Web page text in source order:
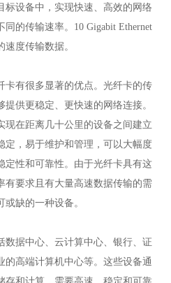
标设备中，实现快速、高效的网络
的传输速率。10 Gigabit Ethernet
度传输数据。
卡有很多显著的优点。光纤卡的传
供更稳定、更快速的网络连接。
现在距离几十公里的设备之间建立
定，易于维护和管理，可以大幅度
定性和可靠性。由于光纤卡具有这
有要求且有大量高速数据传输的需
缺的一种设备。
数据中心、云计算中心、银行、证
的高端计算机中心等。这些设备通
存和计算，需要高速、稳定和可靠